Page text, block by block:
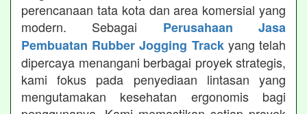
perencanaan tata kota dan area komersial yang
modern. Sebagai Perusahaan Jasa
Pembuatan Rubber Jogging Trackyang telah
dipercaya menangani berbagai proyek strategis,
kami fokus pada penyediaan lintasan yang
mengutamakan kesehatan ergonomis bagi